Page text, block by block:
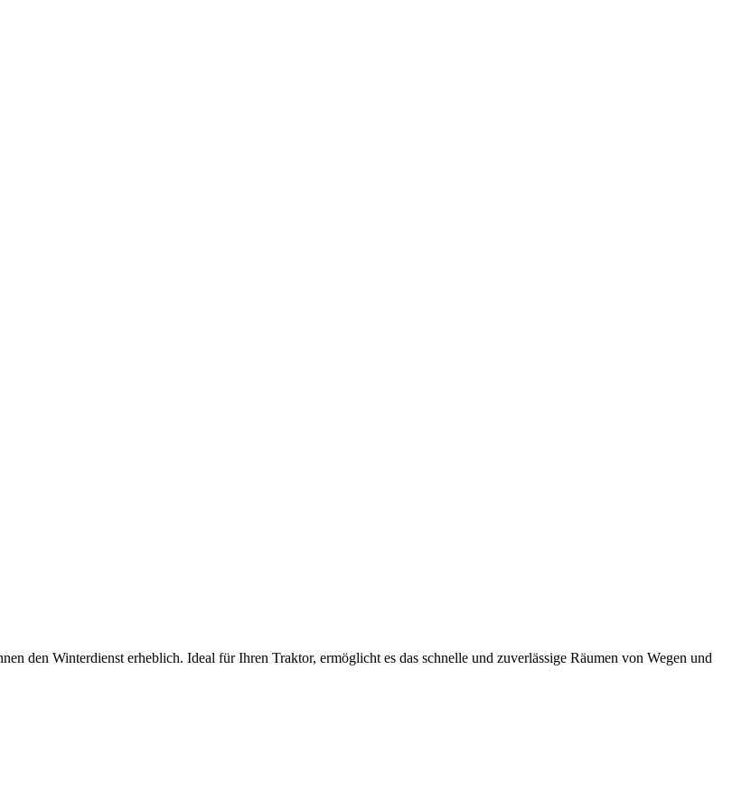
den Winterdienst erheblich. Ideal für Ihren Traktor, ermöglicht es das schnelle und zuverlässige Räumen von Wegen und